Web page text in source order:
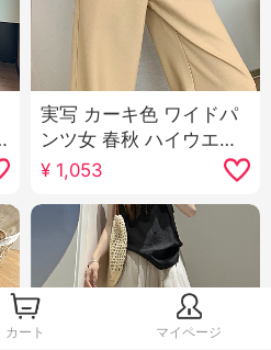
実写 カーキ色 ワイドパ
ンツ女 春秋 ハイウエス
ト 垂 感 狭い 版 スリム
効果 スーツパンツ カジ
ュアル ストレートパン
¥ 1,053
カート マイページ